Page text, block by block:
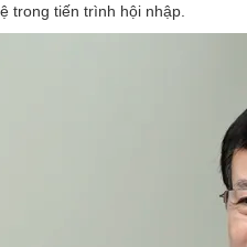
trong tiến trình hội nhập.